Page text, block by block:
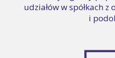
udziałów w spółkach z
i